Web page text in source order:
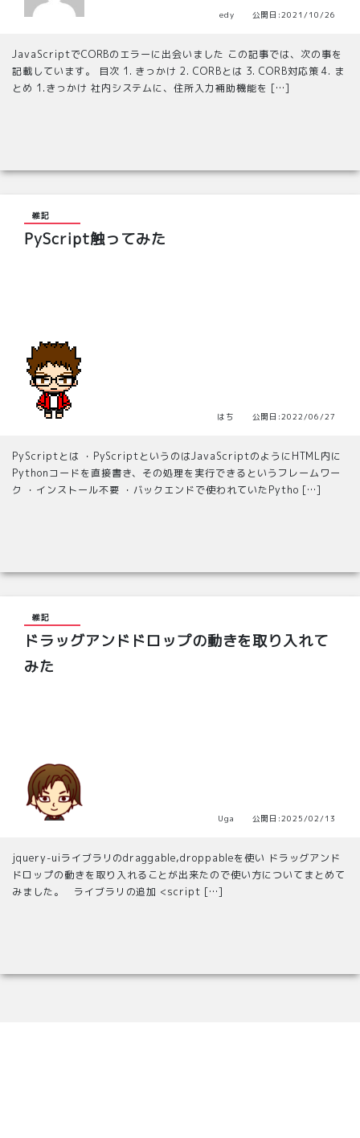
edy 公開日:2021/10/26
JavaScriptでCORBのエラーに出会いました この記事では、次の事を
記載しています。 目次 1. きっかけ 2. CORBとは 3. CORB対応策 4. ま
とめ 1.きっかけ 社内システムに、住所入力補助機能を […]
雑記
PyScript触ってみた
はち 公開日:2022/06/27
PyScriptとは ・PyScriptというのはJavaScriptのようにHTML内に
Pythonコードを直接書き、その処理を実行できるというフレームワー
ク ・インストール不要 ・バックエンドで使われていたPytho […]
雑記
ドラッグアンドドロップの動きを取り入れて
みた
Uga 公開日:2025/02/13
jquery-uiライブラリのdraggable,droppableを使い ドラッグアンド
ドロップの動きを取り入れることが出来たので使い方についてまとめて
みました。 ライブラリの追加 <script […]